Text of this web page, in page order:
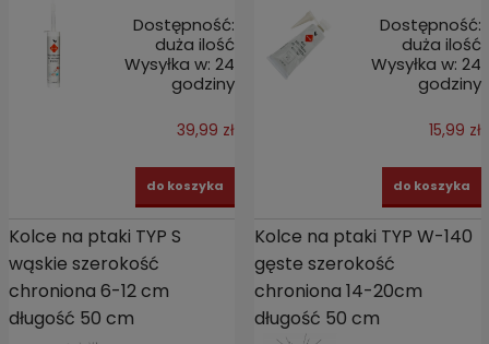
Dostępność:
duża ilość
Wysyłka w: 24
godziny
39,99 zł
do koszyka
Dostępność:
duża ilość
Wysyłka w: 24
godziny
15,99 zł
do koszyka
Kolce na ptaki TYP S
wąskie szerokość
chroniona 6-12 cm
długość 50 cm
Kolce na ptaki TYP W-140
gęste szerokość
chroniona 14-20cm
długość 50 cm